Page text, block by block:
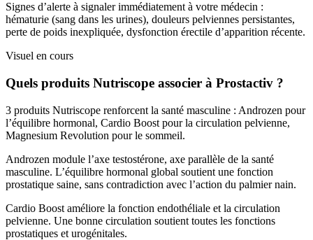
Signes d’alerte à signaler immédiatement à votre médecin :
hématurie (sang dans les urines), douleurs pelviennes persistantes,
perte de poids inexpliquée, dysfonction érectile d’apparition récente.
Visuel en cours
Quels produits Nutriscope associer à Prostactiv ?
3 produits Nutriscope renforcent la santé masculine : Androzen pour
l’équilibre hormonal, Cardio Boost pour la circulation pelvienne,
Magnesium Revolution pour le sommeil.
Androzen module l’axe testostérone, axe parallèle de la santé
masculine. L’équilibre hormonal global soutient une fonction
prostatique saine, sans contradiction avec l’action du palmier nain.
Cardio Boost améliore la fonction endothéliale et la circulation
pelvienne. Une bonne circulation soutient toutes les fonctions
prostatiques et urogénitales.